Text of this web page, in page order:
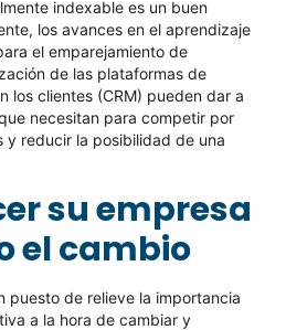
indexable es un buen
los avances en el aprendizaje
el emparejamiento de
de las plataformas de
los clientes (CRM) pueden dar a
necesitan para competir por
y reducir la posibilidad de una
su empresa
el cambio
puesto de relieve la importancia
a la hora de cambiar y